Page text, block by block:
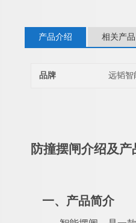
产品介绍 相关产品
品牌 远韬智
防撞摆闸介绍及产
一、产品简介